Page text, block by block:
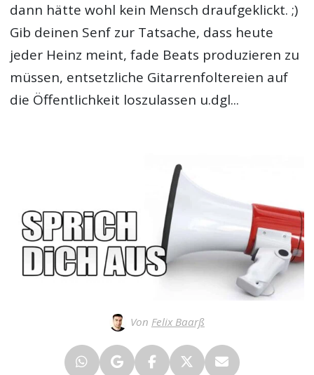
dann hätte wohl kein Mensch draufgeklickt. ;)
Gib deinen Senf zur Tatsache, dass heute
jeder Heinz meint, fade Beats produzieren zu
müssen, entsetzliche Gitarrenfoltereien auf
die Öffentlichkeit loszulassen u.dgl...
Von Felix Baarß